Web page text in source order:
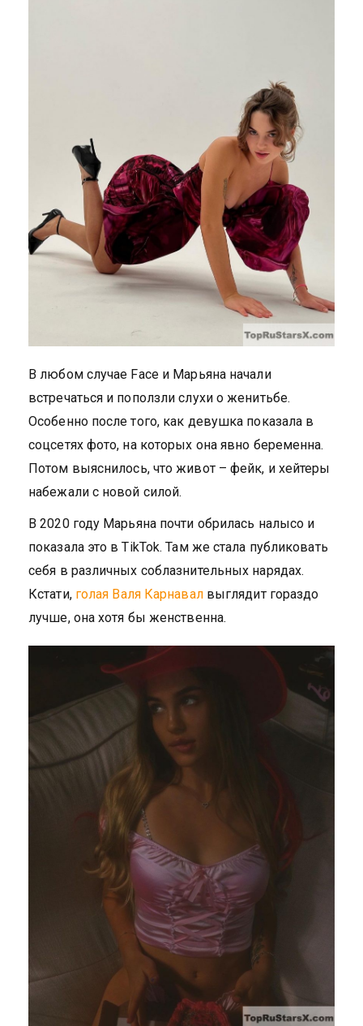
В любом случае Face и Марьяна начали
встречаться и поползли слухи о женитьбе.
Особенно после того, как девушка показала в
соцсетях фото, на которых она явно беременна.
Потом выяснилось, что живот – фейк, и хейтеры
набежали с новой силой.
В 2020 году Марьяна почти обрилась налысо и
показала это в TikTok. Там же стала публиковать
себя в различных соблазнительных нарядах.
Кстати, голая Валя Карнавалвыглядит гораздо
лучше, она хотя бы женственна.